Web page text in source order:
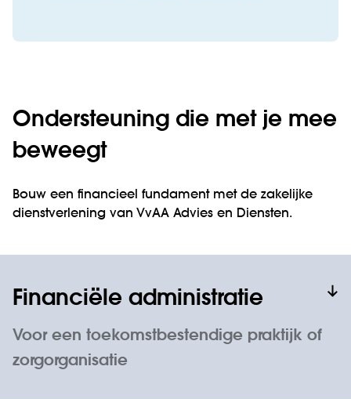
Ondersteuning die met je mee
beweegt
Bouw een financieel fundament met de zakelijke
dienstverlening van VvAA Advies en Diensten.
Financiële administratie
Voor een toekomstbestendige praktijk of
zorgorganisatie